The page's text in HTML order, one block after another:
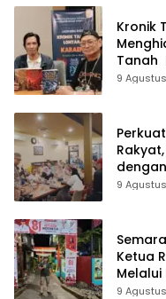
Kronik
Tanah
9
9
Ketua
Melalui
9